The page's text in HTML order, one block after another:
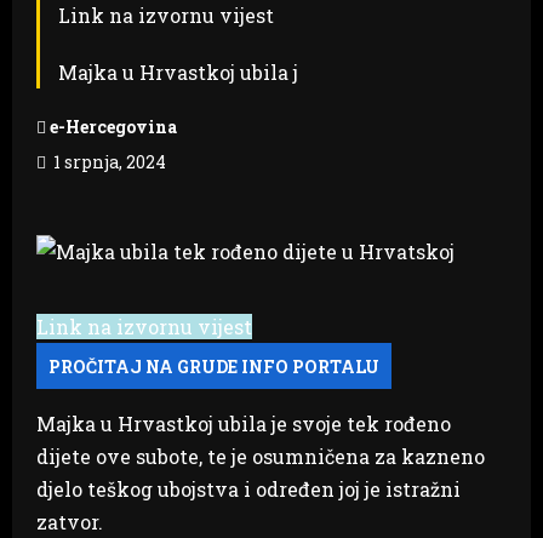
Link na izvornu vijest
Majka u Hrvastkoj ubila j
e-Hercegovina
1 srpnja, 2024
Link na izvornu vijest
Majka u Hrvastkoj ubila je svoje tek rođeno
dijete ove subote, te je osumničena za kazneno
djelo teškog ubojstva i određen joj je istražni
zatvor.